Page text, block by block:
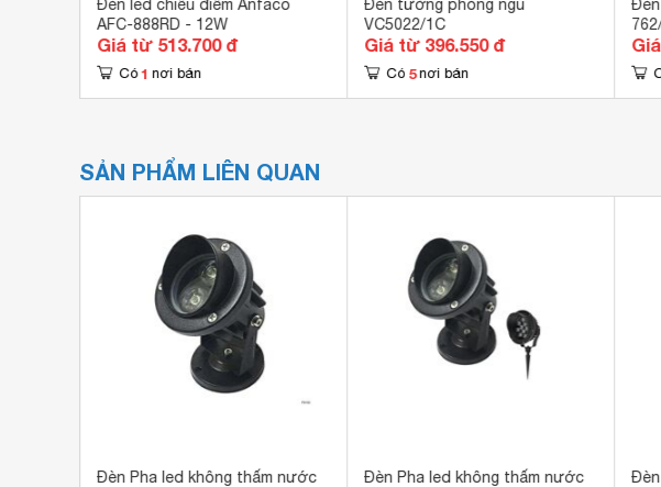
Đèn led chiếu điểm Anfaco
AFC-888RD - 12W
Giá từ 513.700 đ
Có 1 nơi bán
Đèn tường phòng ngủ
VC5022/1C
Giá từ 396.550 đ
Có 5 nơi bán
SẢN PHẨM LIÊN QUAN
Đèn Pha led không thấm nước
Đèn Pha led không thấm nước